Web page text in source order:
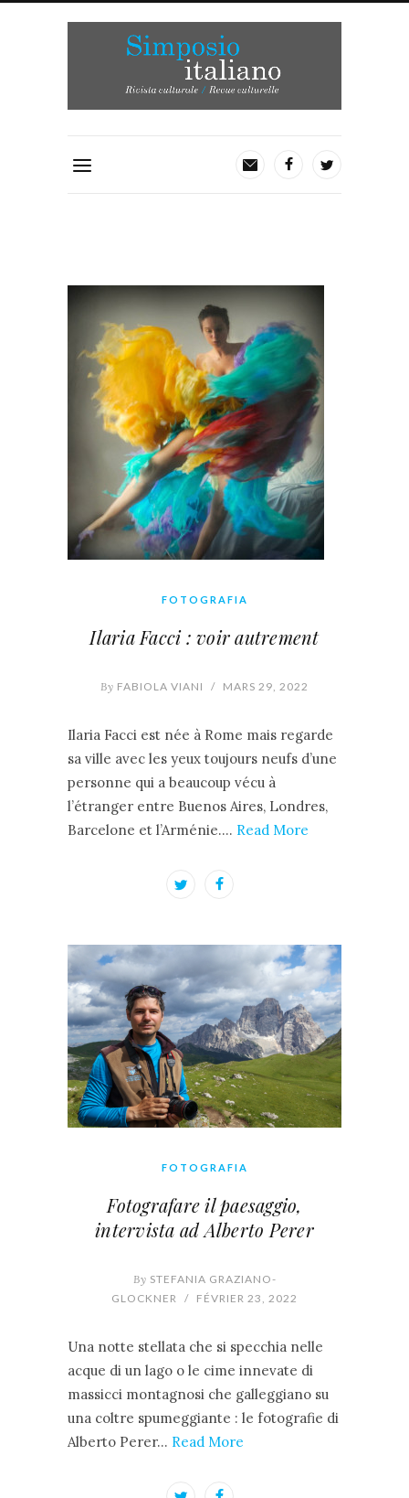
FOTOGRAFIA
Ilaria Facci : voir autrement
By FABIOLA VIANI / MARS 29, 2022
Ilaria Facci est née à Rome mais regarde
sa ville avec les yeux toujours neufs d’une
personne qui a beaucoup vécu à
l’étranger entre Buenos Aires, Londres,
Barcelone et l’Arménie.… Read More
FOTOGRAFIA
Fotografare il paesaggio,
intervista ad Alberto Perer
By STEFANIA GRAZIANO-
GLOCKNER
/ FÉVRIER 23, 2022
Una notte stellata che si specchia nelle
acque di un lago o le cime innevate di
massicci montagnosi che galleggiano su
una coltre spumeggiante : le fotografie di
Alberto Perer… Read More